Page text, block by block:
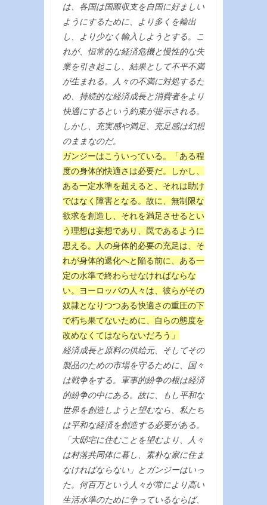
は、各国は国際収支を自国に好ましい
ようにするために、より多くを輸出
し、より少なく輸入しようとする。こ
れが、恒常的な経済危機と慢性的な失
業を引き起こし、結果として不平不満
が生まれる。人々の不満に対処するた
め、持続的な経済成長と消費者をより
快適にするという約束が提示される。
しかし、充実感や満足、充足感は幻想
のままなのだ。
ガンジーはこういっている。「ある程
度の身体的快適さは必要だ。しかし、
ある一定水準を超えると、それは助け
ではなく障害となる。故に、無制限な
欲求を創造し、それを満足させるとい
う理想は妄想であり、罠であるように
思える。人の身体的必要の充足は、そ
れが身体的退化へと陥る前に、ある一
定の水準で終わらせなければならな
い。ヨーロッパの人々は、彼らがその
奴隷となりつつある快適さの重圧の下
で朽ち果てないために、自らの態度を
改めなくてはならないだろう」
経済成長と原料の供給元、そしてその
製品のための市場を守るために、国々
は戦争をする。軍事的紛争の根は経済
的紛争の中にある。故に、もし平和な
世界を創造しようと望むなら、私たち
は平和な経済を創造する必要がある。
「大邸宅に住むことを望むより、人々
は村落共同体に暮し、素朴な家に住ま
なければならない」とガンジーはいっ
た。何百万という人々が常により高い
生活水準のために争っているならば、